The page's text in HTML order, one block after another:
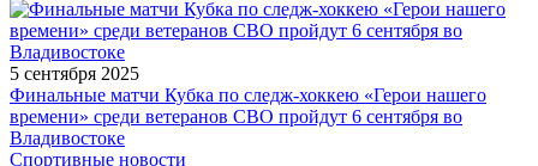
5 сентября 2025
Финальные матчи Кубка по следж-хоккею «Герои нашего
времени» среди ветеранов СВО пройдут 6 сентября во
Владивостоке
Спортивные новости